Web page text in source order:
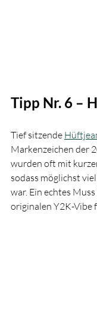
Tipp Nr. 6 –
Tief sitzende
Markenzeichen der
wurden oft mit
sodass möglichst
war. Ein echtes
originalen Y2K-Vibe